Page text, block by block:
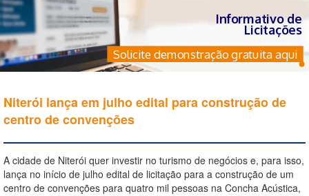
Informativo de
Licitações
Solicite demonstração gratuita aqui
Niterói lança em julho edital para construção de
centro de convenções
A cidade de Niterói quer investir no turismo de negócios e, para isso,
lança no início de julho edital de licitação para a construção de um
centro de convenções para quatro mil pessoas na Concha Acústica,